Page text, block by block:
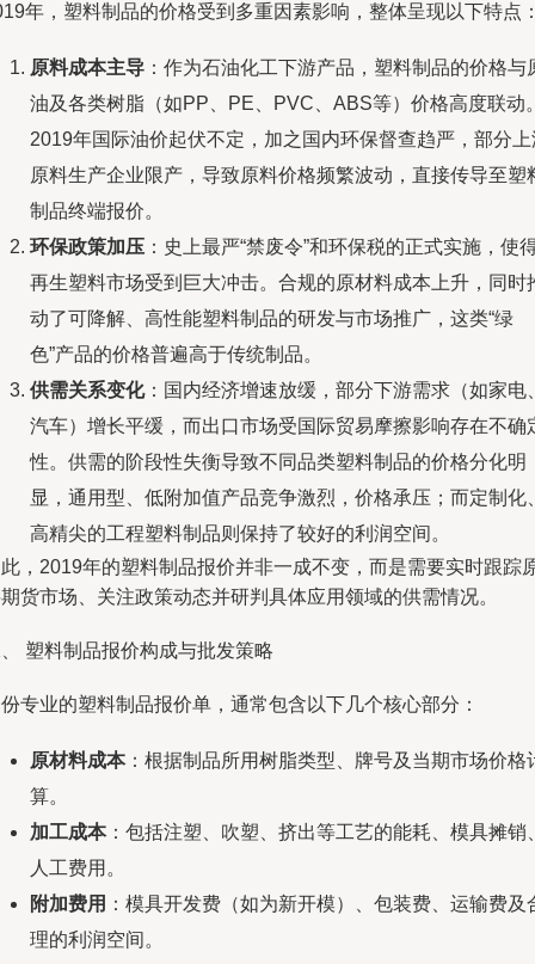
年，塑料制品的价格受到多重因素影响，整体呈现以下特点
原料成本主导 ：作为石油化工下游产品，塑料制品的价格与
油及各类树脂（如PP、PE、PVC、ABS等）价格高度联动
2019年国际油价起伏不定，加之国内环保督查趋严，部分上
原料生产企业限产，导致原料价格频繁波动，直接传导至塑
制品终端报价。
环保政策加压 ：史上最严“禁废令”和环保税的正式实施，使
再生塑料市场受到巨大冲击。合规的原材料成本上升，同时
动了可降解、高性能塑料制品的研发与市场推广，这类“绿
色”产品的价格普遍高于传统制品。
供需关系变化：国内经济增速放缓，部分下游需求（如家电
汽车）增长平缓，而出口市场受国际贸易摩擦影响存在不确
性。供需的阶段性失衡导致不同品类塑料制品的价格分化明
显，通用型、低附加值产品竞争激烈，价格承压；而定制化
高精尖的工程塑料制品则保持了较好的利润空间。
，2019年的塑料制品报价并非一成不变，而是需要实时跟踪
货市场、关注政策动态并研判具体应用领域的供需情况。
塑料制品报价构成与批发策略
专业的塑料制品报价单，通常包含以下几个核心部分：
原材料成本：根据制品所用树脂类型、牌号及当期市场价格
算。
加工成本：包括注塑、吹塑、挤出等工艺的能耗、模具摊销
人工费用。
附加费用 ：模具开发费（如为新开模）、包装费、运输费及
理的利润空间。